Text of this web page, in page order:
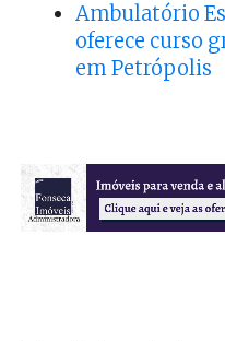
Ambulatório
oferece curso
em Petrópolis